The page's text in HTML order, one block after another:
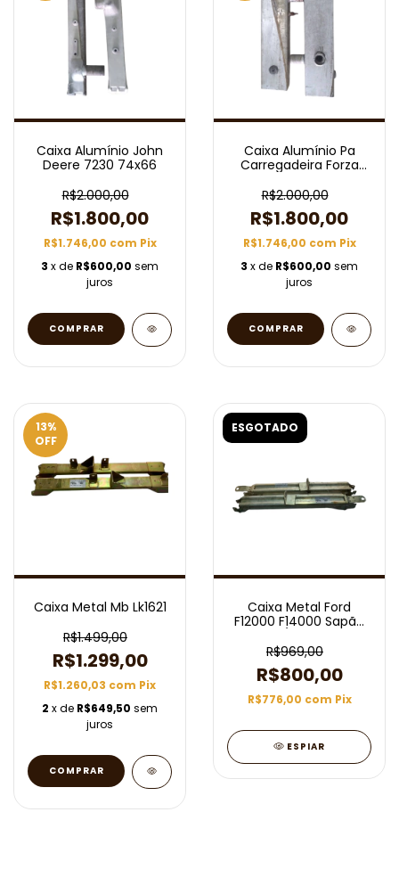
Caixa Alumínio John
Deere 7230 74x66
R$2.000,00
R$1.800,00
R$1.746,00 com Pix
3 x de R$600,00 sem
juros
Caixa Alumínio Pa
Carregadeira Forza
R$2.000,00
R$1.800,00
R$1.746,00 com Pix
3 x de R$600,00 sem
juros
13%
OFF
Caixa Metal Mb Lk1621
R$1.499,00
R$1.299,00
R$1.260,03 com Pix
2 x de R$649,50 sem
juros
ESGOTADO
Caixa Metal Ford
F12000 F14000 Sapão
R$969,00
R$800,00
R$776,00 com Pix
ESPIAR